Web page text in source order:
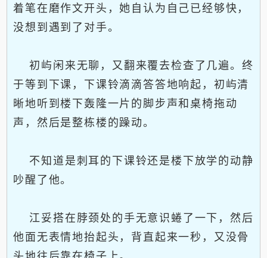
着笔在磨作文开头，她自认为自己已经够快，
没想到遇到了对手。
初屿闲来无聊，又翻来覆去检查了几遍。终
于等到下课，下课铃滴滴答答地响起，初屿清
晰地听到楼下轰隆一片的脚步声和桌椅拖动
声，然后是整栋楼的躁动。
不知道是刺耳的下课铃还是楼下放学的动静
吵醒了他。
江妥搭在脖颈处的手无意识蜷了一下，然后
他面无表情地抬起头，背直起来一秒，又没骨